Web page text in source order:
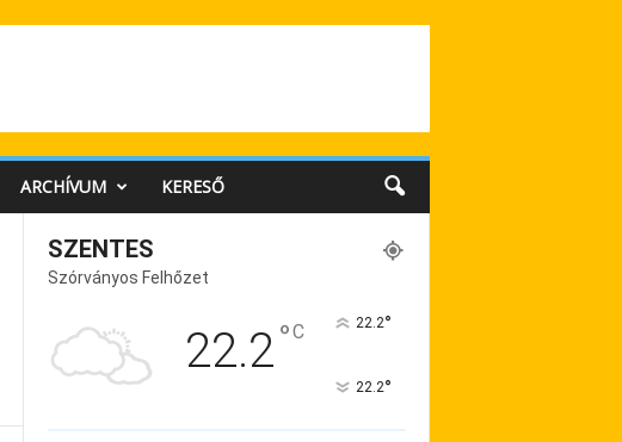
ARCHÍVUM KERESŐ
SZENTES
Szórványos Felhőzet
22.2°C 22.2°
22.2°